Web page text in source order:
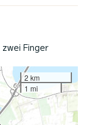
Finger
2 km
1 mi